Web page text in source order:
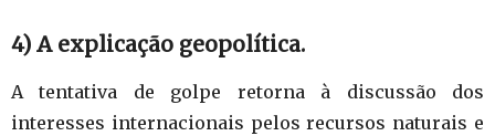
4) A explicação geopolítica.
A tentativa de golpe retorna à discussão dos
interesses internacionais pelos recursos naturais e